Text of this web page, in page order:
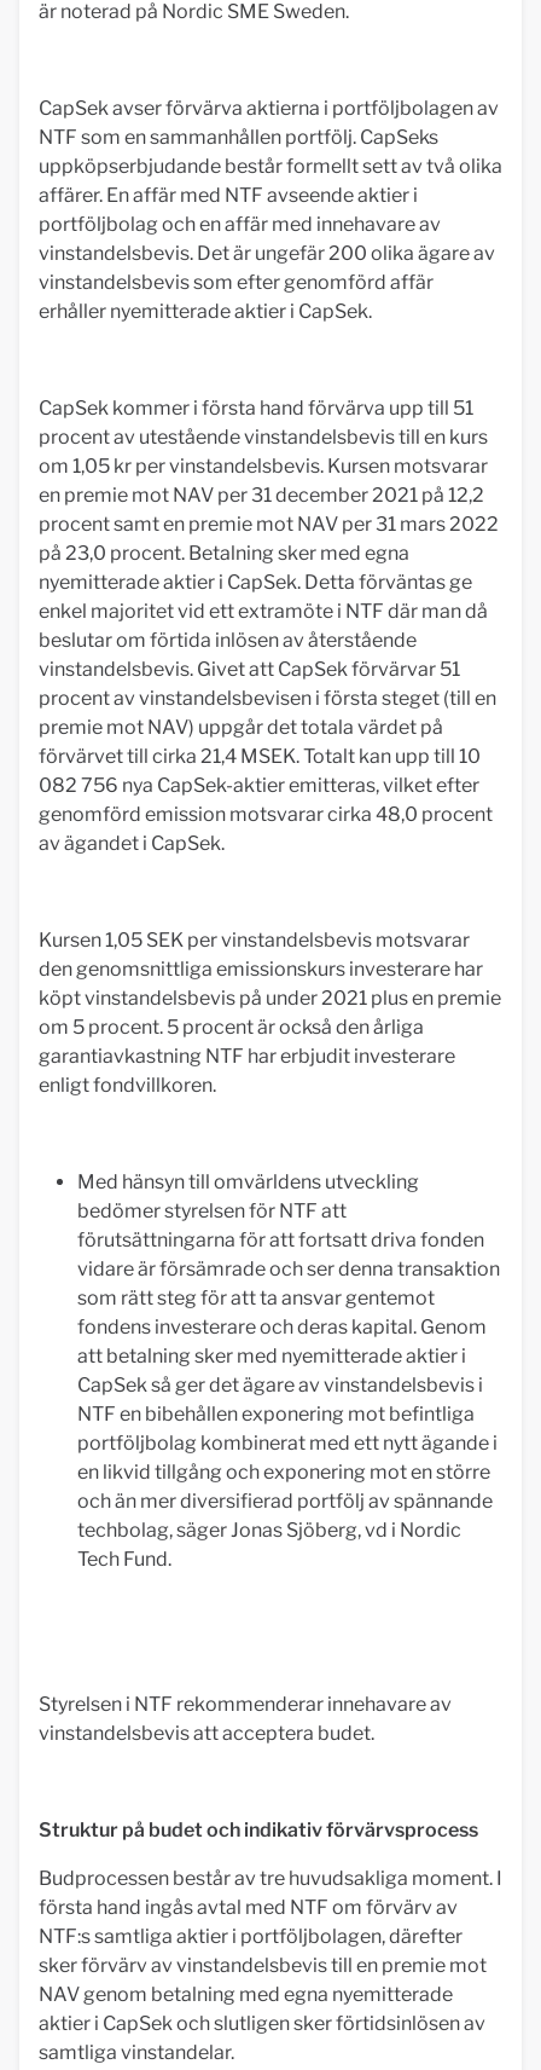
är noterad på Nordic SME Sweden.
CapSek avser förvärva aktierna i portföljbolagen av
NTF som en sammanhållen portfölj. CapSeks
uppköpserbjudande består formellt sett av två olika
affärer. En affär med NTF avseende aktier i
portföljbolag och en affär med innehavare av
vinstandelsbevis. Det är ungefär 200 olika ägare av
vinstandelsbevis som efter genomförd affär
erhåller nyemitterade aktier i CapSek.
CapSek kommer i första hand förvärva upp till 51
procent av utestående vinstandelsbevis till en kurs
om 1,05 kr per vinstandelsbevis. Kursen motsvarar
en premie mot NAV per 31 december 2021 på 12,2
procent samt en premie mot NAV per 31 mars 2022
på 23,0 procent. Betalning sker med egna
nyemitterade aktier i CapSek. Detta förväntas ge
enkel majoritet vid ett extramöte i NTF där man då
beslutar om förtida inlösen av återstående
vinstandelsbevis. Givet att CapSek förvärvar 51
procent av vinstandelsbevisen i första steget (till en
premie mot NAV) uppgår det totala värdet på
förvärvet till cirka 21,4 MSEK. Totalt kan upp till 10
082 756 nya CapSek-aktier emitteras, vilket efter
genomförd emission motsvarar cirka 48,0 procent
av ägandet i CapSek.
Kursen 1,05 SEK per vinstandelsbevis motsvarar
den genomsnittliga emissionskurs investerare har
köpt vinstandelsbevis på under 2021 plus en premie
om 5 procent. 5 procent är också den årliga
garantiavkastning NTF har erbjudit investerare
enligt fondvillkoren.
Med hänsyn till omvärldens utveckling
bedömer styrelsen för NTF att
förutsättningarna för att fortsatt driva fonden
vidare är försämrade och ser denna transaktion
som rätt steg för att ta ansvar gentemot
fondens investerare och deras kapital. Genom
att betalning sker med nyemitterade aktier i
CapSek så ger det ägare av vinstandelsbevis i
NTF en bibehållen exponering mot befintliga
portföljbolag kombinerat med ett nytt ägande i
en likvid tillgång och exponering mot en större
och än mer diversifierad portfölj av spännande
techbolag, säger Jonas Sjöberg, vd i Nordic
Tech Fund.
Styrelsen i NTF rekommenderar innehavare av
vinstandelsbevis att acceptera budet.
Struktur på budet och indikativ förvärvsprocess
Budprocessen består av tre huvudsakliga moment. I
första hand ingås avtal med NTF om förvärv av
NTF:s samtliga aktier i portföljbolagen, därefter
sker förvärv av vinstandelsbevis till en premie mot
NAV genom betalning med egna nyemitterade
aktier i CapSek och slutligen sker förtidsinlösen av
samtliga vinstandelar.